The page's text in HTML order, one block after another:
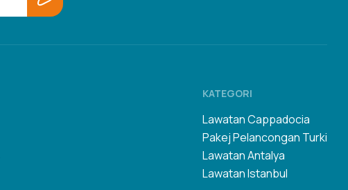
KATEGORI
Lawatan Cappadocia
Pakej Pelancongan Turki
Lawatan Antalya
Lawatan Istanbul